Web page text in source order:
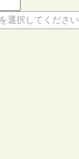
選択してください
ください